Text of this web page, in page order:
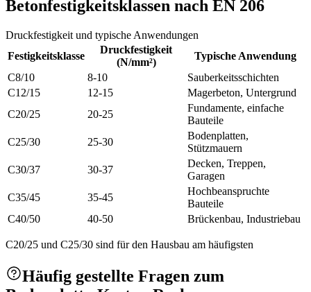
Betonfestigkeitsklassen nach EN 206
Druckfestigkeit und typische Anwendungen
Festigkeitsklasse
Druckfestigkeit
(N/mm²)
Typische Anwendung
C8/10
8-10
Sauberkeitsschichten
C12/15
12-15
Magerbeton, Untergrund
C20/25
20-25
Fundamente, einfache
Bauteile
C25/30
25-30
Bodenplatten,
Stützmauern
C30/37
30-37
Decken, Treppen,
Garagen
C35/45
35-45
Hochbeanspruchte
Bauteile
C40/50
40-50 Brückenbau, Industriebau
C20/25 und C25/30 sind für den Hausbau am häufigsten
Häufig gestellte Fragen zum